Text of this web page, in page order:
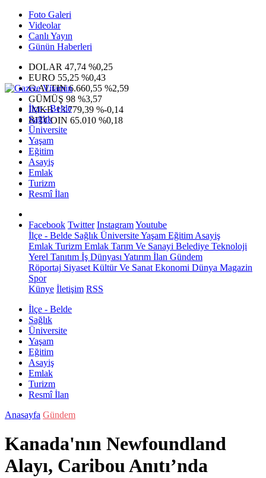
Foto Galeri
Videolar
Canlı Yayın
Günün Haberleri
DOLAR 47,74 %0,25
EURO 55,25 %0,43
G.ALTIN6.660,55 %2,59
GÜMÜŞ 98 %3,57
IMKB13.779,39 %-0,14
BITCOIN 65.010 %0,18
İlçe - Belde
Sağlık
Üniversite
Yaşam
Eğitim
Asayiş
Emlak
Turizm
Resmî İlan
Facebook Twitter InstagramYoutube
İlçe - Belde Sağlık ÜniversiteYaşam Eğitim Asayiş
Emlak Turizm Emlak Tarım Ve Sanayi Belediye Teknoloji
Yerel Tanıtım İş Dünyası Yatırım İlan Gündem
Röportaj Siyaset Kültür Ve Sanat Ekonomi Dünya Magazin
Spor
Künye İletişim RSS
İlçe - Belde
Sağlık
Üniversite
Yaşam
Eğitim
Asayiş
Emlak
Turizm
Resmî İlan
Anasayfa Gündem
Kanada'nın Newfoundland
Alayı, Caribou Anıtı’nda